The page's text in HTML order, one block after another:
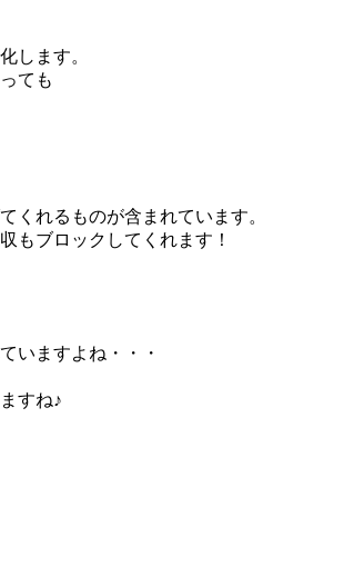
します。
ても
くれるものが含まれています。
もブロックしてくれます！
いますよね・・・
すね♪